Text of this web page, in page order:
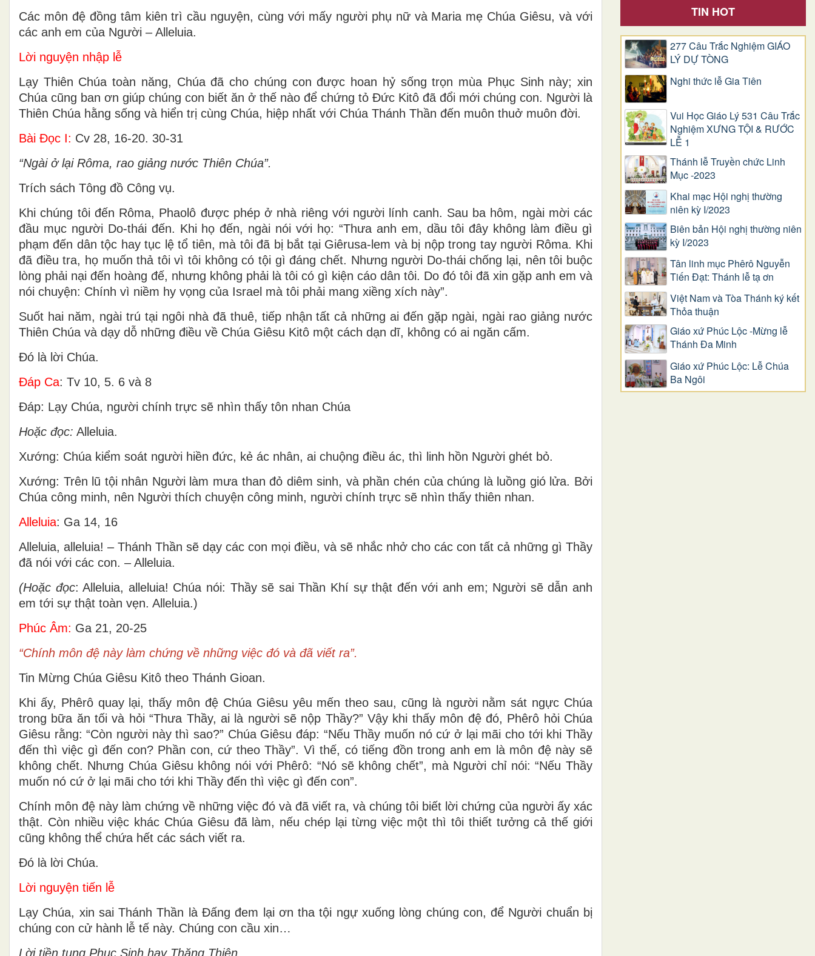
Các môn đệ đồng tâm kiên trì cầu nguyện, cùng với mấy người phụ nữ và Maria mẹ Chúa Giêsu, và với
các anh em của Người – Alleluia.
Lời nguyện nhập lễ
Lạy Thiên Chúa toàn năng, Chúa đã cho chúng con được hoan hỷ sống trọn mùa Phục Sinh này; xin
Chúa cũng ban ơn giúp chúng con biết ăn ở thế nào để chứng tỏ Ðức Kitô đã đổi mới chúng con. Người là
Thiên Chúa hằng sống và hiển trị cùng Chúa, hiệp nhất với Chúa Thánh Thần đến muôn thuở muôn đời.
Bài Ðọc I: Cv 28, 16-20. 30-31
“Ngài ở lại Rôma, rao giảng nước Thiên Chúa”.
Trích sách Tông đồ Công vụ.
Khi chúng tôi đến Rôma, Phaolô được phép ở nhà riêng với người lính canh. Sau ba hôm, ngài mời các
đầu mục người Do-thái đến. Khi họ đến, ngài nói với họ: “Thưa anh em, dầu tôi đây không làm điều gì
phạm đến dân tộc hay tục lệ tổ tiên, mà tôi đã bị bắt tại Giêrusa-lem và bị nộp trong tay người Rôma. Khi
đã điều tra, họ muốn thả tôi vì tôi không có tội gì đáng chết. Nhưng người Do-thái chống lại, nên tôi buộc
lòng phải nại đến hoàng đế, nhưng không phải là tôi có gì kiện cáo dân tôi. Do đó tôi đã xin gặp anh em và
nói chuyện: Chính vì niềm hy vọng của Israel mà tôi phải mang xiềng xích này”.
Suốt hai năm, ngài trú tại ngôi nhà đã thuê, tiếp nhận tất cả những ai đến gặp ngài, ngài rao giảng nước
Thiên Chúa và dạy dỗ những điều về Chúa Giêsu Kitô một cách dạn dĩ, không có ai ngăn cấm.
Ðó là lời Chúa.
Ðáp Ca: Tv 10, 5. 6 và 8
Ðáp: Lạy Chúa, người chính trực sẽ nhìn thấy tôn nhan Chúa
Hoặc đọc: Alleluia.
Xướng: Chúa kiểm soát người hiền đức, kẻ ác nhân, ai chuộng điều ác, thì linh hồn Người ghét bỏ.
Xướng: Trên lũ tội nhân Người làm mưa than đỏ diêm sinh, và phần chén của chúng là luồng gió lửa. Bởi
Chúa công minh, nên Người thích chuyện công minh, người chính trực sẽ nhìn thấy thiên nhan.
Alleluia: Ga 14, 16
Alleluia, alleluia! – Thánh Thần sẽ dạy các con mọi điều, và sẽ nhắc nhở cho các con tất cả những gì Thầy
đã nói với các con. – Alleluia.
(Hoặc đọc: Alleluia, alleluia! Chúa nói: Thầy sẽ sai Thần Khí sự thật đến với anh em; Người sẽ dẫn anh
em tới sự thật toàn vẹn. Alleluia.)
Phúc Âm: Ga 21, 20-25
“Chính môn đệ này làm chứng về những việc đó và đã viết ra”.
Tin Mừng Chúa Giêsu Kitô theo Thánh Gioan.
Khi ấy, Phêrô quay lại, thấy môn đệ Chúa Giêsu yêu mến theo sau, cũng là người nằm sát ngực Chúa
trong bữa ăn tối và hỏi “Thưa Thầy, ai là người sẽ nộp Thầy?” Vậy khi thấy môn đệ đó, Phêrô hỏi Chúa
Giêsu rằng: “Còn người này thì sao?” Chúa Giêsu đáp: “Nếu Thầy muốn nó cứ ở lại mãi cho tới khi Thầy
đến thì việc gì đến con? Phần con, cứ theo Thầy”. Vì thế, có tiếng đồn trong anh em là môn đệ này sẽ
không chết. Nhưng Chúa Giêsu không nói với Phêrô: “Nó sẽ không chết”, mà Người chỉ nói: “Nếu Thầy
muốn nó cứ ở lại mãi cho tới khi Thầy đến thì việc gì đến con”.
Chính môn đệ này làm chứng về những việc đó và đã viết ra, và chúng tôi biết lời chứng của người ấy xác
thật. Còn nhiều việc khác Chúa Giêsu đã làm, nếu chép lại từng việc một thì tôi thiết tưởng cả thế giới
cũng không thể chứa hết các sách viết ra.
Ðó là lời Chúa.
Lời nguyện tiến lễ
Lạy Chúa, xin sai Thánh Thần là Ðấng đem lại ơn tha tội ngự xuống lòng chúng con, để Người chuẩn bị
chúng con cử hành lễ tế này. Chúng con cầu xin…
Lời tiền tụng Phục Sinh hay Thăng Thiên
TIN HOT
277 Câu Trắc Nghiệm GIÁO
LÝ DỰ TÒNG
Nghi thức lễ Gia Tiên
Vui Học Giáo Lý 531 Câu Trắc
Nghiệm XƯNG TỘI & RƯỚC
LỄ 1
Thánh lễ Truyền chức Linh
Mục -2023
Khai mạc Hội nghị thường
niên kỳ I/2023
Biên bản Hội nghị thường niên
kỳ I/2023
Tân linh mục Phêrô Nguyễn
Tiến Đạt: Thánh lễ tạ ơn
Việt Nam và Tòa Thánh ký kết
Thỏa thuận
Giáo xứ Phúc Lộc -Mừng lễ
Thánh Đa Minh
Giáo xứ Phúc Lộc: Lễ Chúa
Ba Ngôi